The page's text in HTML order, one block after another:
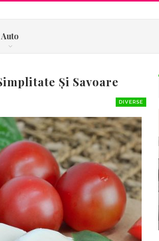
Auto
Și Savoare
DIVERSE